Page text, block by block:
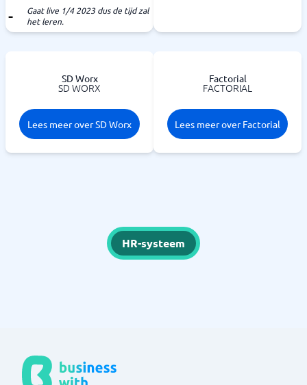
Gaat live 1/4 2023 dus de tijd zal
het leren.
SD Worx
SD WORX
Lees meer over SD Worx
Factorial
FACTORIAL
Lees meer over Factorial
HR-systeem